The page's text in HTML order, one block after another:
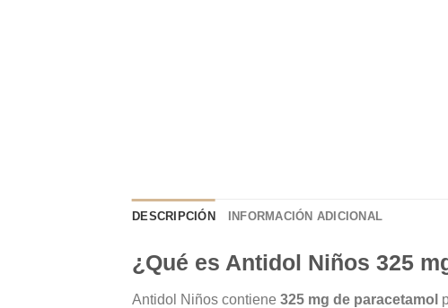
DESCRIPCIÓN INFORMACIÓN ADICIONAL
¿Qué es Antidol Niños 325
Antidol Niños contiene 325 mg de paracetamol